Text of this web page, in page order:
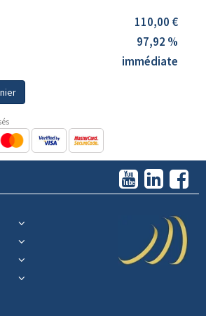
110,00 €
97,92 %
immédiate